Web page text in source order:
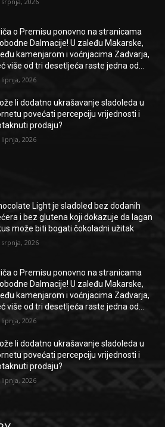
o Premisu ponovno na stranicama
Dalmacije! U zaleđu Makarske,
kamenjarom i voćnjacima Zadvarja,
više od tri desetljeća raste jedna od...
lipnja, 2026
li dodatno ukrašavanje sladoleda u
povećati percepciju vrijednosti i
prodaju?
lipnja, 2026
Light je sladoled bez dodanih
i bez glutena koji dokazuje da lagan
može biti bogati čokoladni užitak
srpnja, 2026
o Premisu ponovno na stranicama
Dalmacije! U zaleđu Makarske,
kamenjarom i voćnjacima Zadvarja,
više od tri desetljeća raste jedna od...
lipnja, 2026
li dodatno ukrašavanje sladoleda u
povećati percepciju vrijednosti i
prodaju?
lipnja, 2026